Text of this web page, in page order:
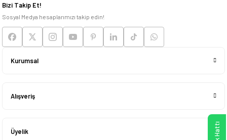
Bizi Takip Et!
Sosyal Medya hesaplarımızı takip edin!
Kurumsal
Alışveriş
Üyelik